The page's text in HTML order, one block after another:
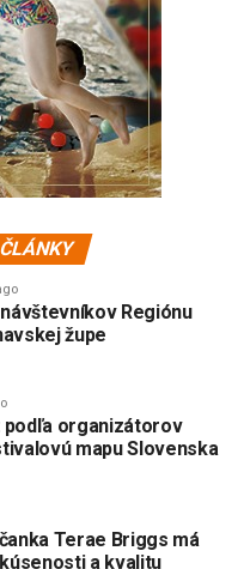
Regiónu
župe
podľa organizátorov
mapu Slovenska
Terae Briggs má
a kvalitu